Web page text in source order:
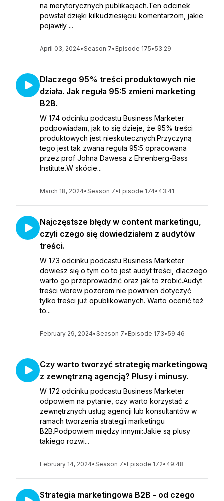
na merytorycznych publikacjach.Ten odcinek
powstał dzięki kilkudziesięciu komentarzom, jakie
pojawiły ...
April 03, 2024•Season 7• Episode 175•53:29
Dlaczego 95% treści produktowych nie
działa. Jak reguła 95:5 zmieni marketing
B2B.
W 174 odcinku podcastu Business Marketer
podpowiadam, jak to się dzieje, że 95% treści
produktowych jest nieskutecznych.Przyczyną
tego jest tak zwana reguła 95:5 opracowana
przez prof Johna Dawesa z Ehrenberg-Bass
Institute.W skócie...
March 18, 2024•Season 7• Episode 174• 43:41
Najczęstsze błędy w content marketingu,
czyli czego się dowiedziałem z audytów
treści.
W 173 odcinku podcastu Business Marketer
dowiesz się o tym co to jest audyt treści, dlaczego
warto go przeprowadzić oraz jak to zrobić.Audyt
treści wbrew pozorom nie powinien dotyczyć
tylko treści już opublikowanych. Warto ocenić też
to...
February 29, 2024•Season 7• Episode 173•59:46
Czy warto tworzyć strategię marketingową
z zewnętrzną agencją? Plusy i minusy.
W 172 odcinku podcastu Business Marketer
odpowiem na pytanie, czy warto korzystać z
zewnętrznych usług agencji lub konsultantów w
ramach tworzenia strategii marketingu
B2B.Podpowiem między innymi:Jakie są plusy
takiego rozwi...
February 14, 2024•Season 7• Episode 172• 49:48
Strategia marketingowa B2B - od czego